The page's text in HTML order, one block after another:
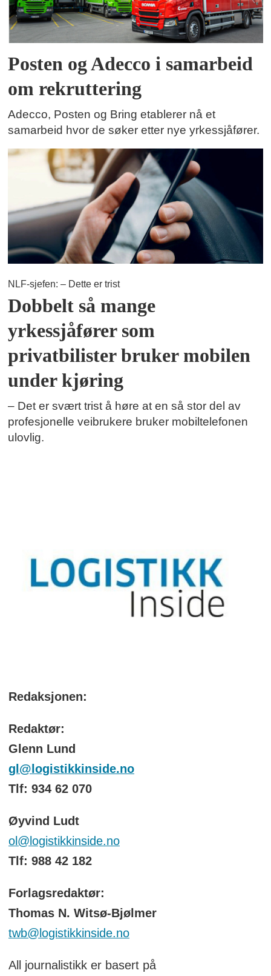
Posten og Adecco i samarbeid
om rekruttering
Adecco, Posten og Bring etablerer nå et
samarbeid hvor de søker etter nye yrkessjåfører.
NLF-sjefen: – Dette er trist
Dobbelt så mange
yrkessjåfører som
privatbilister bruker mobilen
under kjøring
– Det er svært trist å høre at en så stor del av
profesjonelle veibrukere bruker mobiltelefonen
ulovlig.
Redaksjonen:
Redaktør:
Glenn Lund
gl@logistikkinside.no
Tlf: 934 62 070
Øyvind Ludt
ol@logistikkinside.no
Tlf: 988 42 182
Forlagsredaktør:
Thomas N. Witsø-Bjølmer
twb@logistikkinside.no
All journalistikk er basert på